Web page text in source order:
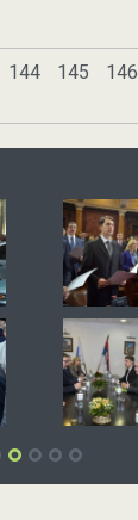
144 145 146